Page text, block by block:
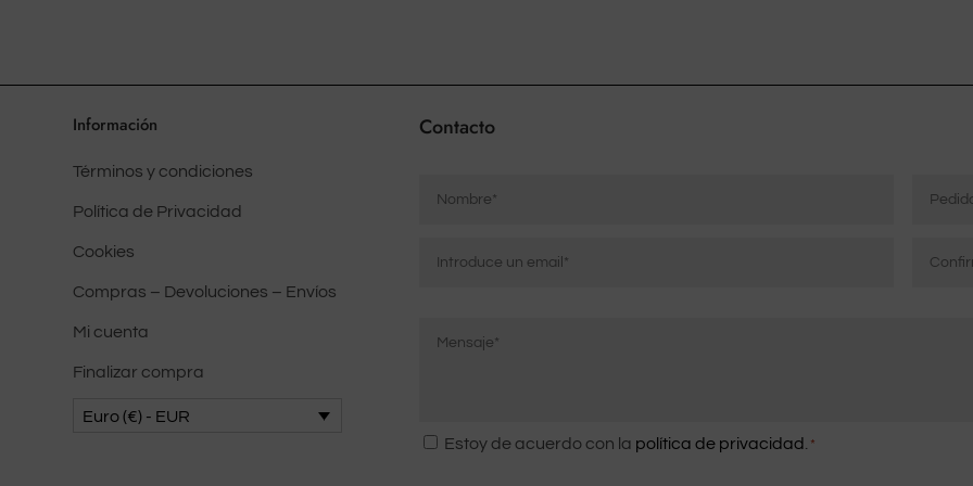
Información
Términos y condiciones
Política de Privacidad
Cookies
Compras – Devoluciones – Envíos
Mi cuenta
Finalizar compra
Euro (€) - EUR
Contacto
electrónico
correo
Consentimiento
Estoy de acuerdo con la política de privacidad *